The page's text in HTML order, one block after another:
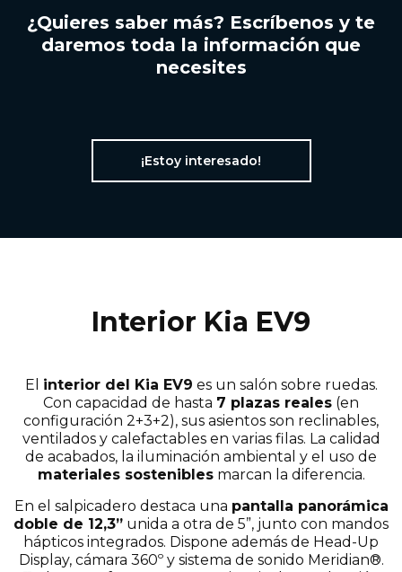
¿Quieres saber más? Escríbenos y te
daremos toda la información que
necesites
¡Estoy interesado!
Interior Kia EV9
El interior del Kia EV9 es un salón sobre ruedas.
Con capacidad de hasta 7 plazas reales (en
configuración 2+3+2), sus asientos son reclinables,
ventilados y calefactables en varias filas. La calidad
de acabados, la iluminación ambiental y el uso de
materiales sosteniblesmarcan la diferencia.
En el salpicadero destaca una pantalla panorámica
doble de 12,3” unida a otra de 5”, junto con mandos
hápticos integrados. Dispone además de Head-Up
Display, cámara 360º y sistema de sonido Meridian®.